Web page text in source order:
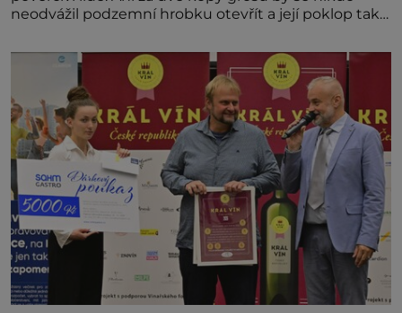
neodvážil podzemní hrobku otevřít a její poklop tak
divné burácení skutečně ustane. Když o mnoho let
později hrobku